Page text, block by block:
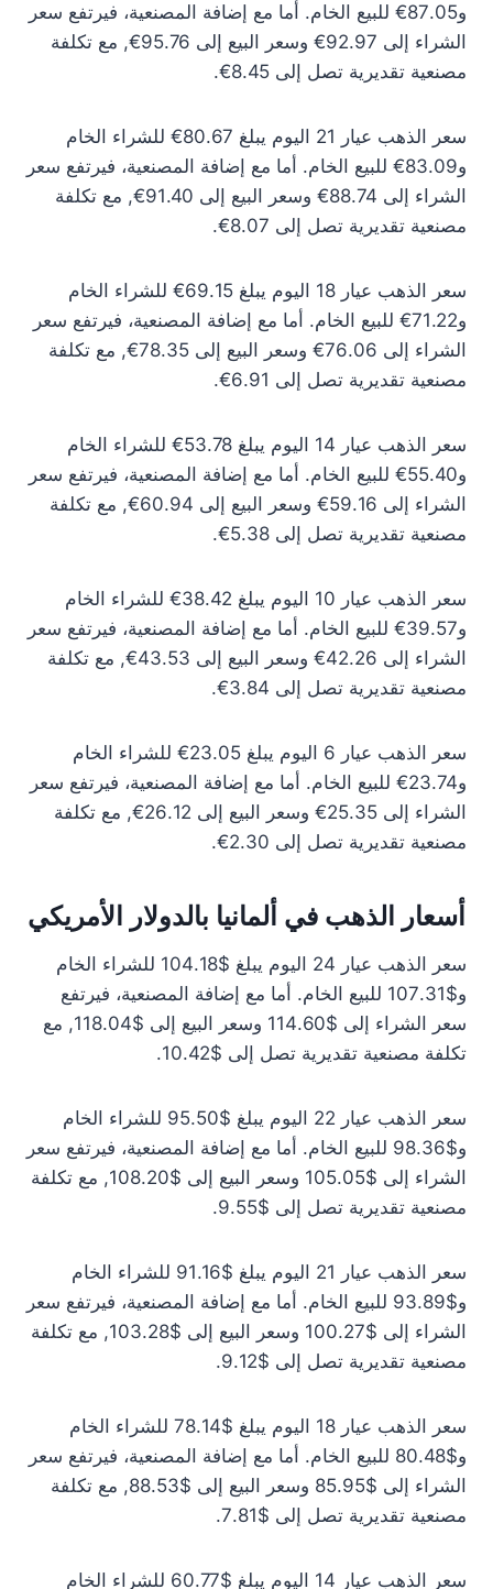
و87.05€ للبيع الخام. أما مع إضافة المصنعية، فيرتفع سعر
الشراء إلى 92.97€ وسعر البيع إلى 95.76€, مع تكلفة
مصنعية تقديرية تصل إلى 8.45€.
سعر الذهب عيار 21 اليوم يبلغ 80.67€ للشراء الخام
و83.09€ للبيع الخام. أما مع إضافة المصنعية، فيرتفع سعر
الشراء إلى 88.74€ وسعر البيع إلى 91.40€, مع تكلفة
مصنعية تقديرية تصل إلى 8.07€.
سعر الذهب عيار 18 اليوم يبلغ 69.15€ للشراء الخام
و71.22€ للبيع الخام. أما مع إضافة المصنعية، فيرتفع سعر
الشراء إلى 76.06€ وسعر البيع إلى 78.35€, مع تكلفة
مصنعية تقديرية تصل إلى 6.91€.
سعر الذهب عيار 14 اليوم يبلغ 53.78€ للشراء الخام
و55.40€ للبيع الخام. أما مع إضافة المصنعية، فيرتفع سعر
الشراء إلى 59.16€ وسعر البيع إلى 60.94€, مع تكلفة
مصنعية تقديرية تصل إلى 5.38€.
سعر الذهب عيار 10 اليوم يبلغ 38.42€ للشراء الخام
و39.57€ للبيع الخام. أما مع إضافة المصنعية، فيرتفع سعر
الشراء إلى 42.26€ وسعر البيع إلى 43.53€, مع تكلفة
مصنعية تقديرية تصل إلى 3.84€.
سعر الذهب عيار 6 اليوم يبلغ 23.05€ للشراء الخام
و23.74€ للبيع الخام. أما مع إضافة المصنعية، فيرتفع سعر
الشراء إلى 25.35€ وسعر البيع إلى 26.12€, مع تكلفة
مصنعية تقديرية تصل إلى 2.30€.
أسعار الذهب في ألمانيا بالدولار الأمريكي
سعر الذهب عيار 24 اليوم يبلغ $104.18 للشراء الخام
و$107.31 للبيع الخام. أما مع إضافة المصنعية، فيرتفع
سعر الشراء إلى $114.60 وسعر البيع إلى $118.04, مع
تكلفة مصنعية تقديرية تصل إلى $10.42.
سعر الذهب عيار 22 اليوم يبلغ $95.50 للشراء الخام
و$98.36 للبيع الخام. أما مع إضافة المصنعية، فيرتفع سعر
الشراء إلى $105.05 وسعر البيع إلى $108.20, مع تكلفة
مصنعية تقديرية تصل إلى $9.55.
سعر الذهب عيار 21 اليوم يبلغ $91.16 للشراء الخام
و$93.89 للبيع الخام. أما مع إضافة المصنعية، فيرتفع سعر
الشراء إلى $100.27 وسعر البيع إلى $103.28, مع تكلفة
مصنعية تقديرية تصل إلى $9.12.
سعر الذهب عيار 18 اليوم يبلغ $78.14 للشراء الخام
و$80.48 للبيع الخام. أما مع إضافة المصنعية، فيرتفع سعر
الشراء إلى $85.95 وسعر البيع إلى $88.53, مع تكلفة
مصنعية تقديرية تصل إلى $7.81.
سعر الذهب عيار 14 اليوم يبلغ $60.77 للشراء الخام